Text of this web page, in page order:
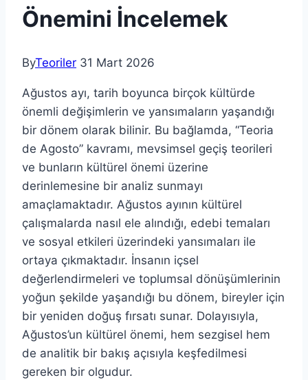
Önemini İncelemek
ByTeoriler 31 Mart 2026
Ağustos ayı, tarih boyunca birçok kültürde
önemli değişimlerin ve yansımaların yaşandığı
bir dönem olarak bilinir. Bu bağlamda, “Teoria
de Agosto” kavramı, mevsimsel geçiş teorileri
ve bunların kültürel önemi üzerine
derinlemesine bir analiz sunmayı
amaçlamaktadır. Ağustos ayının kültürel
çalışmalarda nasıl ele alındığı, edebi temaları
ve sosyal etkileri üzerindeki yansımaları ile
ortaya çıkmaktadır. İnsanın içsel
değerlendirmeleri ve toplumsal dönüşümlerinin
yoğun şekilde yaşandığı bu dönem, bireyler için
bir yeniden doğuş fırsatı sunar. Dolayısıyla,
Ağustos’un kültürel önemi, hem sezgisel hem
de analitik bir bakış açısıyla keşfedilmesi
gereken bir olgudur.